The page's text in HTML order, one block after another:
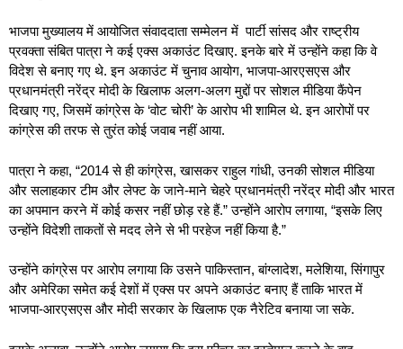
भाजपा मुख्यालय में आयोजित संवाददाता सम्मेलन में पार्टी सांसद और राष्ट्रीय
प्रवक्ता संबित पात्रा ने कई एक्स अकाउंट दिखाए. इनके बारे में उन्होंने कहा कि वे
विदेश से बनाए गए थे. इन अकाउंट में चुनाव आयोग, भाजपा-आरएसएस और
प्रधानमंत्री नरेंद्र मोदी के खिलाफ अलग-अलग मुद्दों पर सोशल मीडिया कैंपेन
दिखाए गए, जिसमें कांग्रेस के ‘वोट चोरी’ के आरोप भी शामिल थे. इन आरोपों पर
कांग्रेस की तरफ से तुरंत कोई जवाब नहीं आया.
पात्रा ने कहा, “2014 से ही कांग्रेस, खासकर राहुल गांधी, उनकी सोशल मीडिया
और सलाहकार टीम और लेफ्ट के जाने-माने चेहरे प्रधानमंत्री नरेंद्र मोदी और भारत
का अपमान करने में कोई कसर नहीं छोड़ रहे हैं.” उन्होंने आरोप लगाया, “इसके लिए
उन्होंने विदेशी ताकतों से मदद लेने से भी परहेज नहीं किया है.”
उन्होंने कांग्रेस पर आरोप लगाया कि उसने पाकिस्तान, बांग्लादेश, मलेशिया, सिंगापुर
और अमेरिका समेत कई देशों में एक्स पर अपने अकाउंट बनाए हैं ताकि भारत में
भाजपा-आरएसएस और मोदी सरकार के खिलाफ एक नैरेटिव बनाया जा सके.